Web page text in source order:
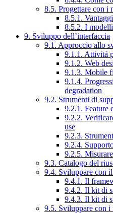
8.5. Progettare con i
8.5.1.
8.5.2. I
9. Sviluppo dell’interfaccia
9.1. Approccio allo
9.1.1. Attività
9.1.2. Web
9.1.3. Mobile
9.1.4.
degradation
9.2. Strumenti di
9.2.1. Feature
9.2.2.
use
9.2.3.
9.2.4.
9.2.5.
9.3. Catalogo del
9.4. Sviluppare con
9.4.1. Il
9.4.2. Il kit di
9.4.3. Il kit di
9.5. Sviluppare con